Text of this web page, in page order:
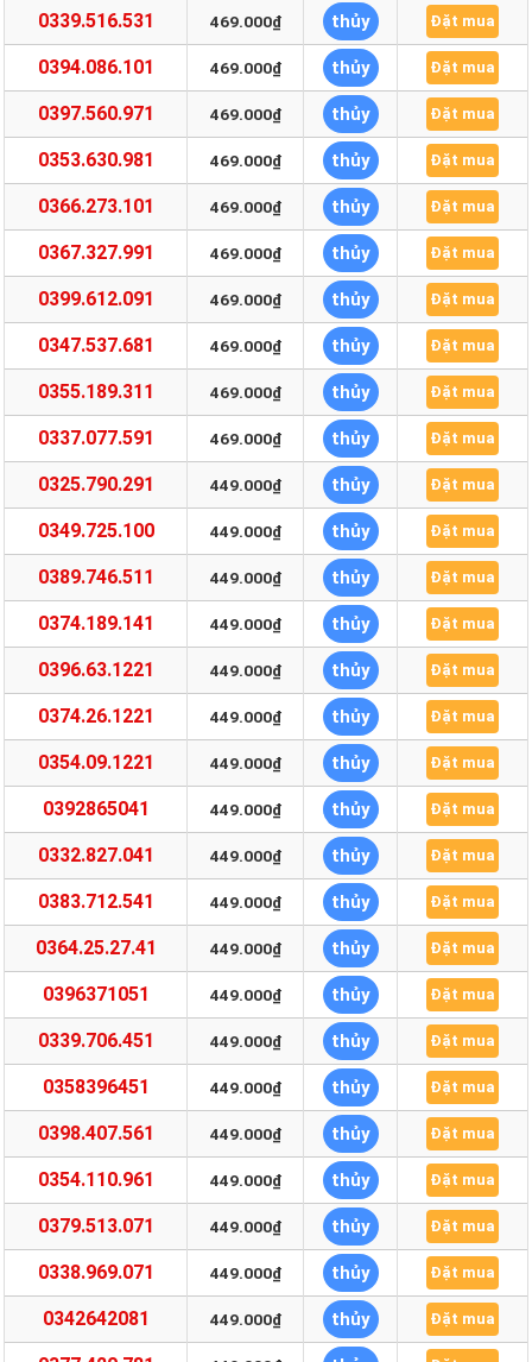
0339.516.531 469.000₫ thủy Đặt mua
0394.086.101 469.000₫ thủy Đặt mua
0397.560.971 469.000₫ thủy Đặt mua
0353.630.981 469.000₫ thủy Đặt mua
0366.273.101 469.000₫ thủy Đặt mua
0367.327.991 469.000₫ thủy Đặt mua
0399.612.091 469.000₫ thủy Đặt mua
0347.537.681 469.000₫ thủy Đặt mua
0355.189.311 469.000₫ thủy Đặt mua
0337.077.591 469.000₫ thủy Đặt mua
0325.790.291 449.000₫ thủy Đặt mua
0349.725.100 449.000₫ thủy Đặt mua
0389.746.511 449.000₫ thủy Đặt mua
0374.189.141 449.000₫ thủy Đặt mua
0396.63.1221 449.000₫ thủy Đặt mua
0374.26.1221 449.000₫ thủy Đặt mua
0354.09.1221 449.000₫ thủy Đặt mua
0392865041 449.000₫ thủy Đặt mua
0332.827.041 449.000₫ thủy Đặt mua
0383.712.541 449.000₫ thủy Đặt mua
0364.25.27.41 449.000₫ thủy Đặt mua
0396371051 449.000₫ thủy Đặt mua
0339.706.451 449.000₫ thủy Đặt mua
0358396451 449.000₫ thủy Đặt mua
0398.407.561 449.000₫ thủy Đặt mua
0354.110.961 449.000₫ thủy Đặt mua
0379.513.071 449.000₫ thủy Đặt mua
0338.969.071 449.000₫ thủy Đặt mua
0342642081 449.000₫ thủy Đặt mua